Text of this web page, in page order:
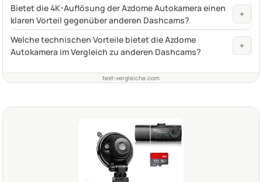
Bietet die 4K-Auflösung der Azdome Autokamera einen
klaren Vorteil gegenüber anderen Dashcams?
+
Welche technischen Vorteile bietet die Azdome
Autokamera im Vergleich zu anderen Dashcams?
+
test-vergleiche.com